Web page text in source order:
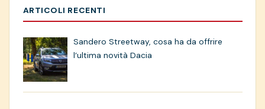
ARTICOLI RECENTI
Sandero Streetway, cosa ha da offrire
l’ultima novità Dacia